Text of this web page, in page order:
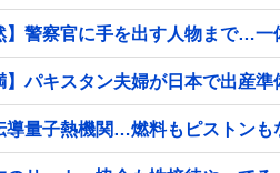
】警察官に手を出す人物まで…
】パキスタン夫婦が日本で出産
導量子熱機関…燃料もピストンも